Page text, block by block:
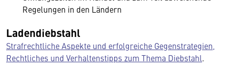
Regelungen in den Ländern
Ladendiebstahl
Strafrechtliche Aspekte und erfolgreiche Gegenstrategien,
Rechtliches und Verhaltenstipps zum Thema Diebstahl.